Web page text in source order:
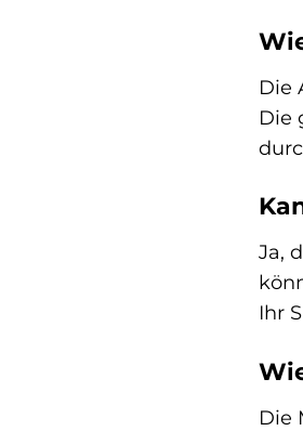
Die
Die
Ja,
Ihr
Die